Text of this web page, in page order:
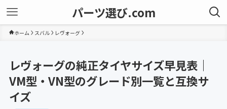
パーツ選び.com
ホーム スバル レヴォーグ
レヴォーグの純正タイヤサイズ早見表｜
VM型・VN型のグレード別一覧と互換サ
イズ